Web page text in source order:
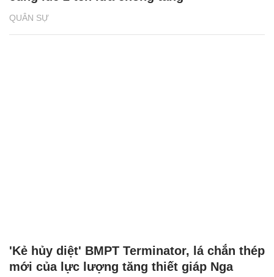
QUÂN SỰ
'Kẻ hủy diệt' BMPT Terminator, lá chắn thép
mới của lực lượng tăng thiết giáp Nga